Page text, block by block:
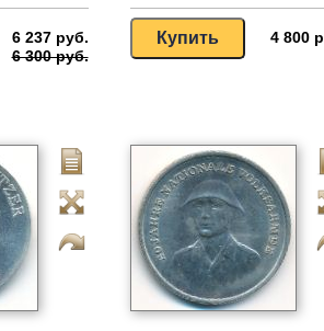
6 237 руб.
6 300 руб.
4 800